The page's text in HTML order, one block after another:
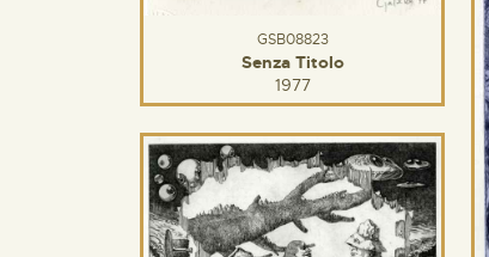
GSB08823
Senza Titolo
1977